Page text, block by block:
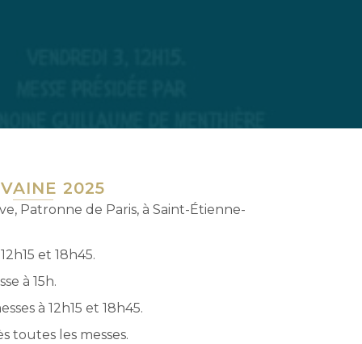
2025
Patronne de Paris, à Saint-Étienne-
et 18h45.
à 15h.
à 12h15 et 18h45.
toutes les messes.